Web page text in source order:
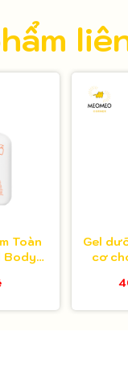
Toàn
Body
Gel
cơ